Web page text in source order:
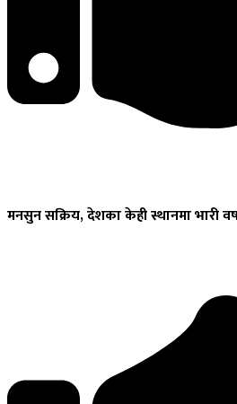
मनसुनसक्रिय, देशका केही स्थानमा भारी